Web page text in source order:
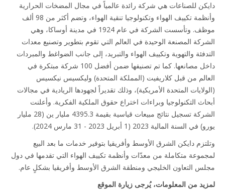
دايكن للصناعات هي شركة رائدة عالمياً في مجال المضخات الحرارية
وأنظمة تكييف الهواء وتكنولوجيا تنقية الهواء، وتضم أكثر من 98 ألف
موظف. وتأسست الشركة في عام 1924 في مدينة أوساكا، وهي
الشركة المصنعة الوحيدة في العالم التي تقوم بتطوير وتصنيع معدات
التدفئة والتهوية وتكييف الهواء والتبريد، إلى جانب الضواغط والمبردات
داخل مصانعها. كما تم تصنيفها ضمن أفضل 100 شركة مبتكرة في
العالم من قبل كلاريفيت (المملكة المتحدة) وليكسيس نيكسيس
(الولايات المتحدة الأمريكية)، وذلك تقديراً لجهودها الريادية في مجالات
أبحاث التكنولوجيا وبراءات اختراع حقوق الملكية الفكرية. وأعلنت
الشركة تسجيل نتائج مبيعات قياسية بقيمة 4395.3 مليار ين (28 مليار
يورو) في السنة المالية 2023 (1 أبريل 2023 - 31 مارس 2024).
وتلتزم دايكن الشرق الأوسط وأفريقيا بتوفير خدمات ما بعد البيع
لمجموعة متكاملة من معدّات وأنظمة تكييف الهواء التي تقدمها في دول
مجلس التعاون الخليجي ومنطقة الشرق الأوسط وأفريقيا بشكلٍ عام.
لمزيد من المعلومات، يُرجى زيارة الموقع